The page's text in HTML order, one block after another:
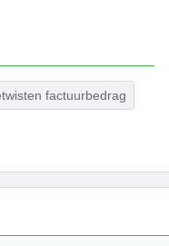
factuurbedrag